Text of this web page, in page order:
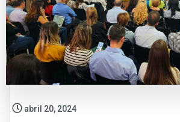
abril 20, 2024